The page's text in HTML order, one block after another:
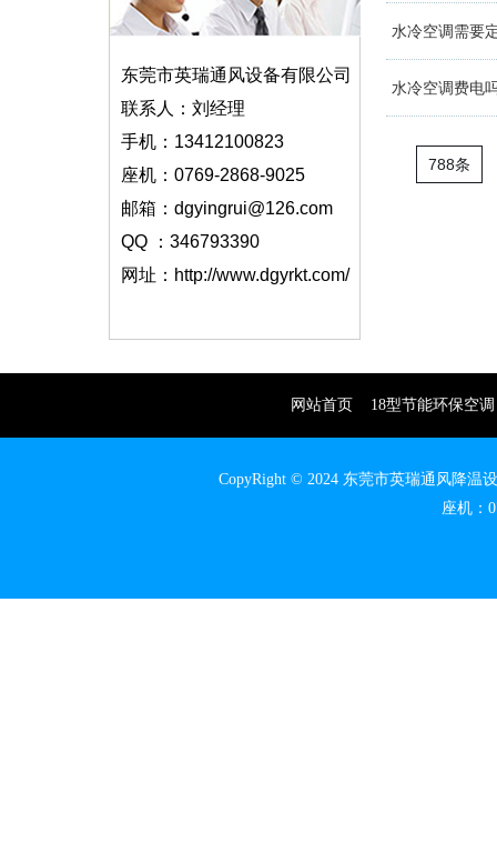
东莞市英瑞通风设备有限公司
联系人：刘经理
手机：13412100823
座机：0769-2868-9025
邮箱：dgyingrui@126.com
QQ ：346793390
网址：http://www.dgyrkt.com/
水冷空调需要
水冷空调费电
788条
网站首页 18型节能环保空调
CopyRight © 2024 东莞市英瑞通风降温
座机：